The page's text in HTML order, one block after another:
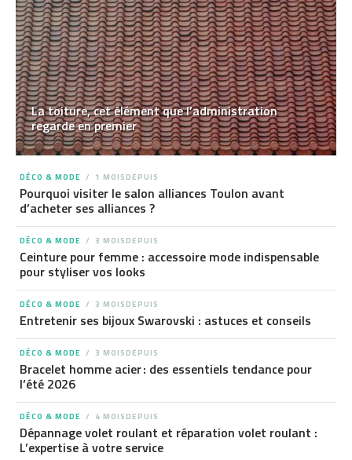
La toiture, cet élément que l’administration
regarde en premier
DÉCO & MODE 1 MOISDEPUIS
Pourquoi visiter le salon alliances Toulon avant
d’acheter ses alliances ?
DÉCO & MODE 3 MOISDEPUIS
Ceinture pour femme : accessoire mode indispensable
pour styliser vos looks
DÉCO & MODE 3 MOISDEPUIS
Entretenir ses bijoux Swarovski : astuces et conseils
DÉCO & MODE 3 MOISDEPUIS
Bracelet homme acier : des essentiels tendance pour
l’été 2026
DÉCO & MODE 4 MOISDEPUIS
Dépannage volet roulant et réparation volet roulant :
L’expertise à votre service